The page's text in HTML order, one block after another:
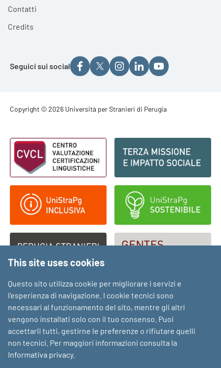
Contatti
Credits
Seguici sui social
Footer - Copyright
Copyright © 2026 Università per Stranieri di Perugia
Footer - Loghi
This site uses cookies
Questo sito utilizza cookie per migliorare i servizi e
l’esperienza di navigazione. I cookie tecnici sono
necessari al funzionamento del sito, mentre gli altri
vengono installati solo con il tuo consenso. Puoi
accettarli tutti, gestirne le preferenze o rifiutare quelli
non tecnici. Per maggiori informazioni consulta la
Informativa privacy.